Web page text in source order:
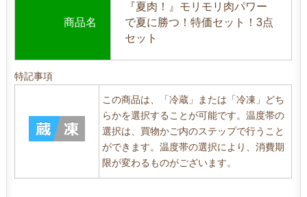
商品名
『夏肉！』モリモリ肉パワー
で夏に勝つ！特価セット！3点
セット
特記事項
この商品は、「冷蔵」または「冷凍」どち
らかを選択することが可能です。温度帯の
選択は、買物かご内のステップで行うこと
ができます。温度帯の選択により、消費期
限が変わるものがございます。